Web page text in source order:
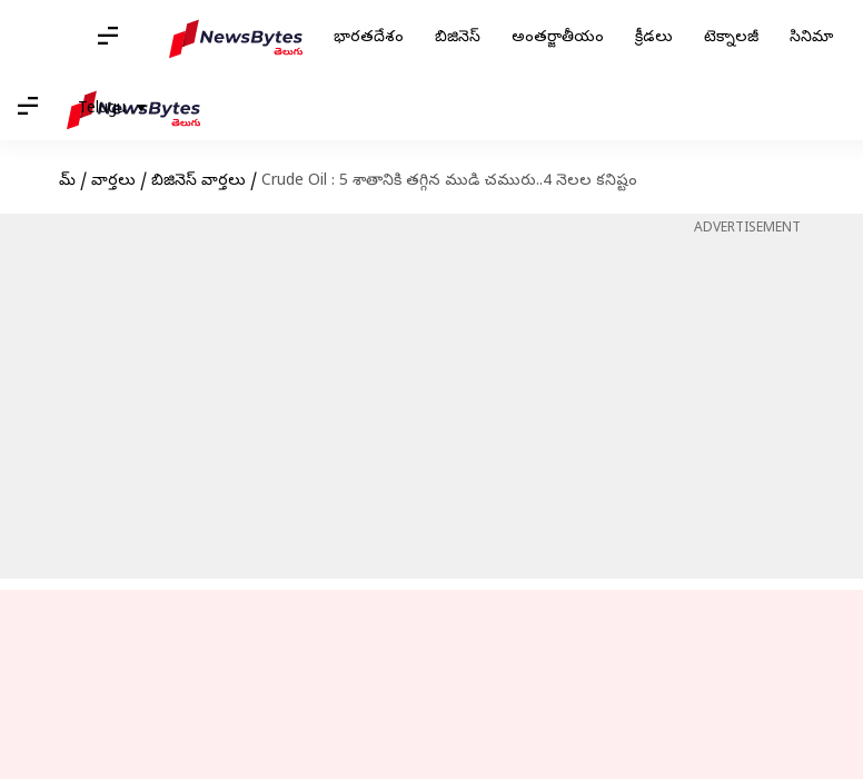
భారతదేశం బిజినెస్ అంతర్జాతీయం క్రీడలు టెక్నాలజీ సినిమా
Telugu
హోమ్ / వార్తలు / బిజినెస్ వార్తలు / Crude Oil : 5 శాతానికి తగ్గిన ముడి చమురు..4 నెలల కనిష్టం
ADVERTISEMENT